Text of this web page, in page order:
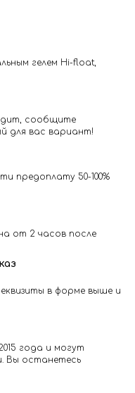
гелем Hi-float,
сообщите
для вас вариант!
предоплату 50-100%
от 2 часов после
в форме выше и
года и могут
Вы останетесь